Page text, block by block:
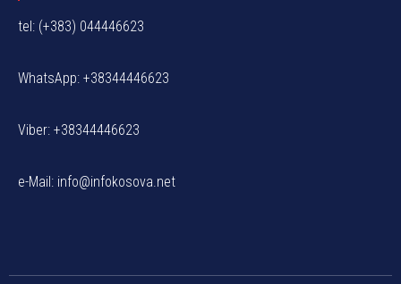
tel: (+383) 044446623
WhatsApp: +38344446623
Viber: +38344446623
e-Mail: info@infokosova.net